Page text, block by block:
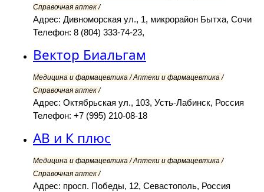
Справочная аптек /
Адрес: Дивноморская ул., 1, микрорайон Бытха, Сочи
Телефон: 8 (804) 333-74-23,
Вектор Биальгам
Медицина и фармацевтика / Аптеки и фармацевтика /
Справочная аптек /
Адрес: Октябрьская ул., 103, Усть-Лабинск, Россия
Телефон: +7 (995) 210-08-18
АВ и К плюс
Медицина и фармацевтика / Аптеки и фармацевтика /
Справочная аптек /
Адрес: просп. Победы, 12, Севастополь, Россия